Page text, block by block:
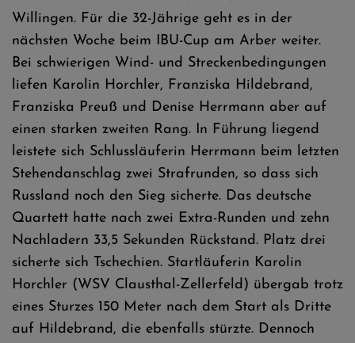
Willingen. Für die 32-Jährige geht es in der
nächsten Woche beim IBU-Cup am Arber weiter.
Bei schwierigen Wind- und Streckenbedingungen
liefen Karolin Horchler, Franziska Hildebrand,
Franziska Preuß und Denise Herrmann aber auf
einen starken zweiten Rang. In Führung liegend
leistete sich Schlussläuferin Herrmann beim letzten
Stehendanschlag zwei Strafrunden, so dass sich
Russland noch den Sieg sicherte. Das deutsche
Quartett hatte nach zwei Extra-Runden und zehn
Nachladern 33,5 Sekunden Rückstand. Platz drei
sicherte sich Tschechien. Startläuferin Karolin
Horchler (WSV Clausthal-Zellerfeld) übergab trotz
eines Sturzes 150 Meter nach dem Start als Dritte
auf Hildebrand, die ebenfalls stürzte. Dennoch